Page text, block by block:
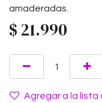
amaderadas.
$ 21.990
Agregar a la lista